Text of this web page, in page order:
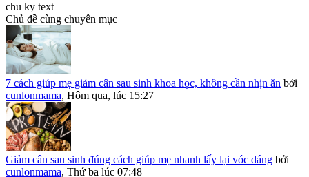
chu ky text
Chủ đề cùng chuyên mục
7 cách giúp mẹ giảm cân sau sinh khoa học, không cần nhịn ăn bởi
cunlonmama, Hôm qua, lúc 15:27
Giảm cân sau sinh đúng cách giúp mẹ nhanh lấy lại vóc dáng bởi
cunlonmama, Thứ ba lúc 07:48